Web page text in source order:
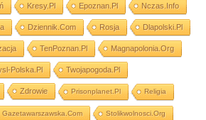
Kresy.pl Epoznan.pl Nczas.info
Dziennik.com Rosja Dlapolski.pl
TenPoznan.pl Magnapolonia.org
Polska.pl Twojapogoda.pl
Zdrowie Prisonplanet.pl Religia
Gazetawarszawska.com Stolikwolnosci.org